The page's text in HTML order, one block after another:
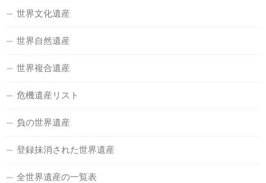
世界文化遺産
世界自然遺産
世界複合遺産
危機遺産リスト
負の世界遺産
登録抹消された世界遺産
全世界遺産の一覧表